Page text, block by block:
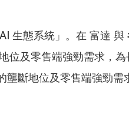
生態系統」。在 富達 與
位及零售端強勁需求，
壟斷地位及零售端強勁需